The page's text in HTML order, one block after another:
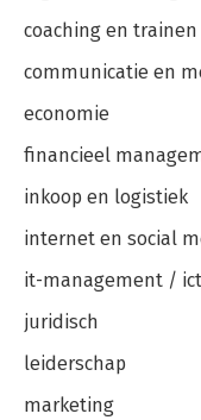
coaching en trainen
communicatie en
economie
financieel
inkoop en logistiek
internet en social
it-management / ict
juridisch
leiderschap
marketing